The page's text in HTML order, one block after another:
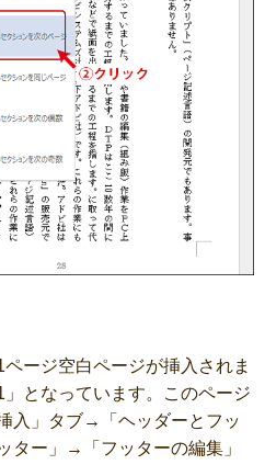
ージ空白ページが挿入されま
となっています。このページ
入」タブ→「ヘッダーとフッ
ター」→「フッターの編集」